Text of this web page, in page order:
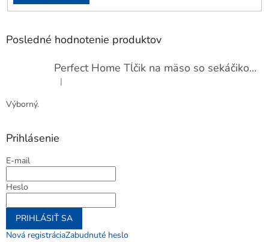
Posledné hodnotenie produktov
Perfect Home Tĺčik na mäso so sekáčikom, 56893
Hodnotenie produktu je 5 z 5 hviezdičiek.
|
Výborný.
Prihlásenie
E-mail
Heslo
PRIHLÁSIŤ SA
Nová registráciaZabudnuté heslo